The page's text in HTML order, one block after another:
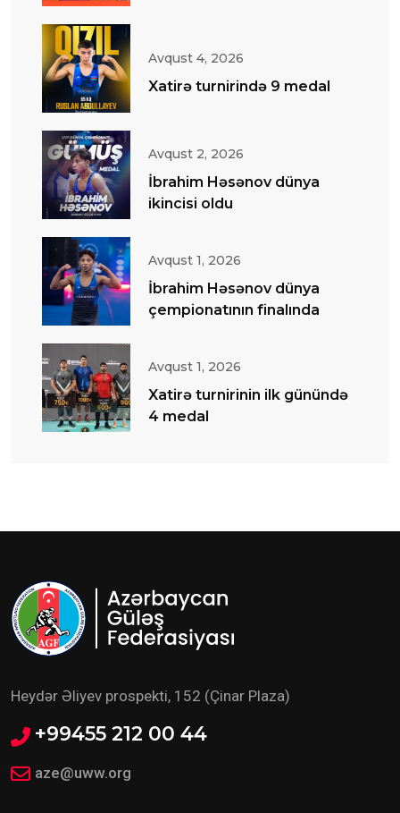
Avqust 4, 2026
Xatirə turnirində 9 medal
Avqust 2, 2026
İbrahim Həsənov dünya
ikincisi oldu
Avqust 1, 2026
İbrahim Həsənov dünya
çempionatının finalında
Avqust 1, 2026
Xatirə turnirinin ilk günündə
4 medal
Heydər Əliyev prospekti, 152 (Çinar Plaza)
+99455 212 00 44
aze@uww.org